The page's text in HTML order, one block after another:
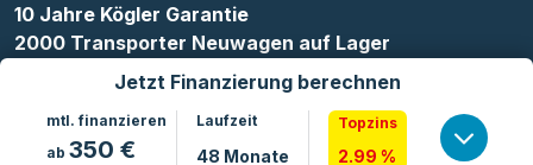
Jetzt Finanzierung berechnen
mtl. finanzieren
ab 350 €
Laufzeit
48 Monate
Topzins
2.99 %
10 Jahre Kögler Garantie
2000 Transporter Neuwagen auf Lager